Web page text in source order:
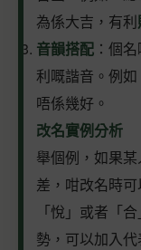
為係大吉，有利
音韻搭配 ：個
利嘅諧音。例
唔係幾好。
改名實例分析
舉個例，如果
差，咁改名時
「悅」或者「
勢，可以加入